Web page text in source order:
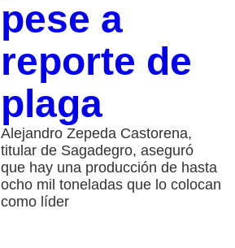
pese a
reporte de
plaga
Alejandro Zepeda Castorena,
titular de Sagadegro, aseguró
que hay una producción de hasta
ocho mil toneladas que lo colocan
como líder